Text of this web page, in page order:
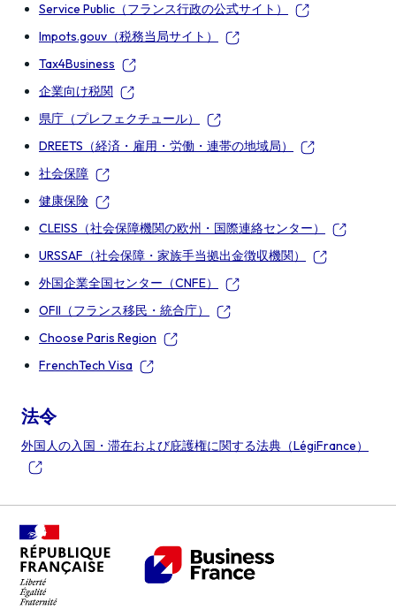
Service Public（フランス行政の公式サイト）
Impots.gouv（税務当局サイト）
Tax4Business
企業向け税関
県庁（プレフェクチュール）
DREETS（経済・雇用・労働・連帯の地域局）
社会保障
健康保険
CLEISS（社会保障機関の欧州・国際連絡センター）
URSSAF（社会保障・家族手当拠出金徴収機関）
外国企業全国センター（CNFE）
OFII（フランス移民・統合庁）
Choose Paris Region
FrenchTech Visa
法令
外国人の入国・滞在および庇護権に関する法典（LégiFrance）